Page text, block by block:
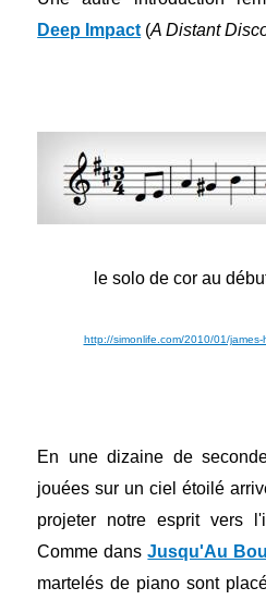
Deep Impact (A Distant
le solo de cor au
http://simonlife.com/2010/01/
En une dizaine de
jouées sur un ciel étoilé
projeter notre esprit vers
Comme dansJusqu'Au
martelés de piano sont